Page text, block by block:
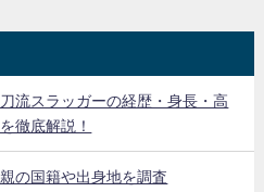
流スラッガーの経歴・身長・高
徹底解説！
の国籍や出身地を調査